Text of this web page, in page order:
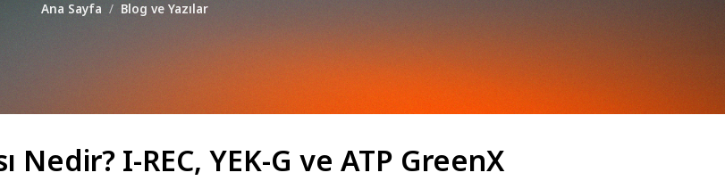
Ana Sayfa Blog ve Yazılar
Nedir? I-REC, YEK-G ve ATP GreenX